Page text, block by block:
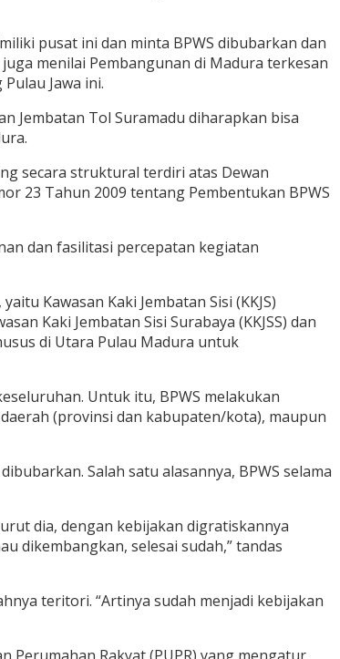
pusat ini dan minta BPWS dibubarkan dan
menilai Pembangunan di Madura terkesan
Jawa ini.
Jembatan Tol Suramadu diharapkan bisa
secara struktural terdiri atas Dewan
23 Tahun 2009 tentang Pembentukan BPWS
dan fasilitasi percepatan kegiatan
Kawasan Kaki Jembatan Sisi (KKJS)
Kaki Jembatan Sisi Surabaya (KKJSS) dan
di Utara Pulau Madura untuk
Untuk itu, BPWS melakukan
(provinsi dan kabupaten/kota), maupun
Salah satu alasannya, BPWS selama
dia, dengan kebijakan digratiskannya
dikembangkan, selesai sudah,” tandas
teritori. “Artinya sudah menjadi kebijakan